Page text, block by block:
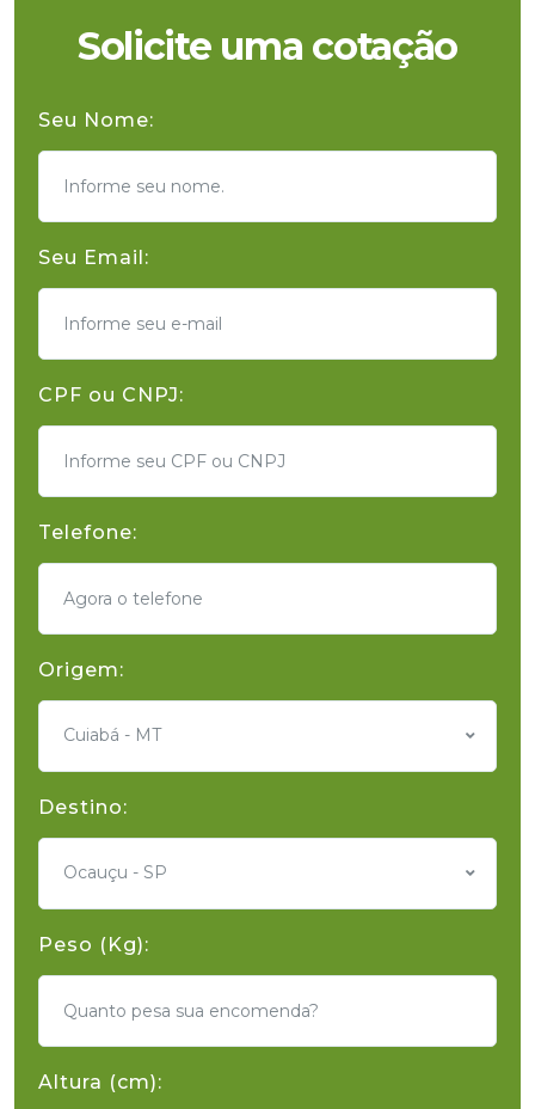
Solicite uma cotação
Seu Nome:
Seu Email:
CPF ou CNPJ:
Telefone:
Origem:
Cuiabá - MT
Destino:
Ocauçu - SP
Peso (Kg):
Altura (cm):